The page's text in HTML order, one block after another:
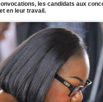
les candidats aux
en leur travail.